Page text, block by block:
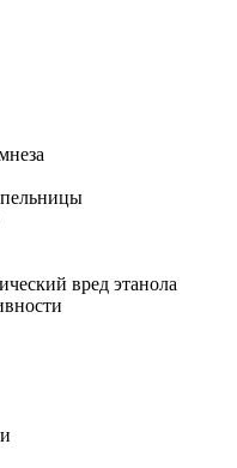
вред этанола